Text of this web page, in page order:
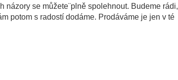
se můžete¨plně spolehnout. Budeme rádi,
potom s radostí dodáme. Prodáváme je jen v té